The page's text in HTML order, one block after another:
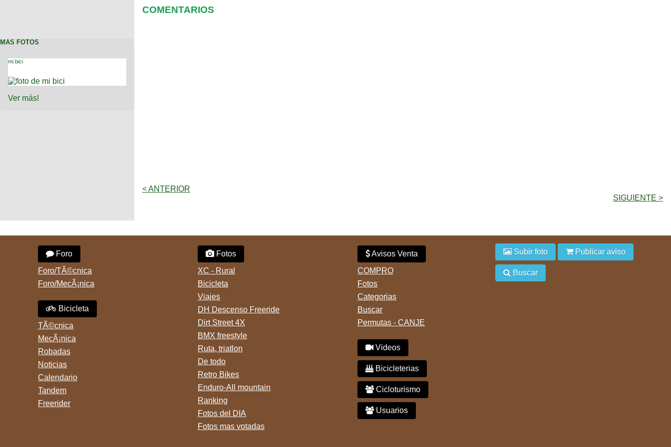
MAS FOTOS
mi bici
Ver más!
COMENTARIOS
< ANTERIOR
SIGUIENTE >
Foro
Foro/TÃ©cnica
Foro/MecÃ¡nica
Bicicleta
TÃ©cnica
MecÃ¡nica
Robadas
Noticias
Calendario
Tandem
Freerider
Fotos
XC - Rural
Bicicleta
Viajes
DH Descenso Freeride
Dirt Street 4X
BMX freestyle
Ruta, triatlon
De todo
Retro Bikes
Enduro-All mountain
Ranking
Fotos del DIA
Fotos mas votadas
Avisos Venta
COMPRO
Fotos
Categorias
Buscar
Permutas - CANJE
Videos
Bicicleterias
Cicloturismo
Usuarios
Subir foto Publicar aviso
Buscar